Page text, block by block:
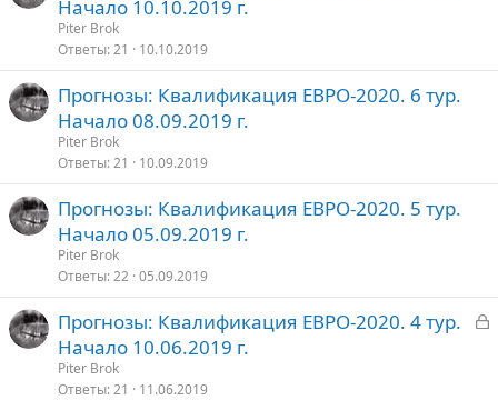
Начало 10.10.2019 г.
Piter Brok
Ответы 21 10.10.2019
Прогнозы: Квалификация ЕВРО-2020. 6 тур.
Начало 08.09.2019 г.
Piter Brok
Ответы 21 10.09.2019
Прогнозы: Квалификация ЕВРО-2020. 5 тур.
Начало 05.09.2019 г.
Piter Brok
Ответы 22 05.09.2019
З
Прогнозы: Квалификация ЕВРО-2020. 4 тур.
Начало 10.06.2019 г.
Piter Brok
Ответы 21 11.06.2019